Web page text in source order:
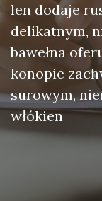
len dodaje
delikatnym,
bawełna
konopie
surowym,
włókien